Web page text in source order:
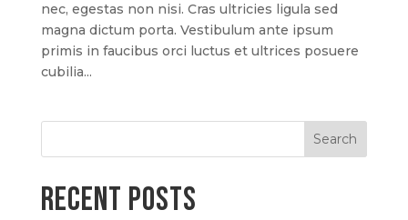
nec, egestas non nisi. Cras ultricies ligula sed
magna dictum porta. Vestibulum ante ipsum
primis in faucibus orci luctus et ultrices posuere
cubilia...
Recent Posts